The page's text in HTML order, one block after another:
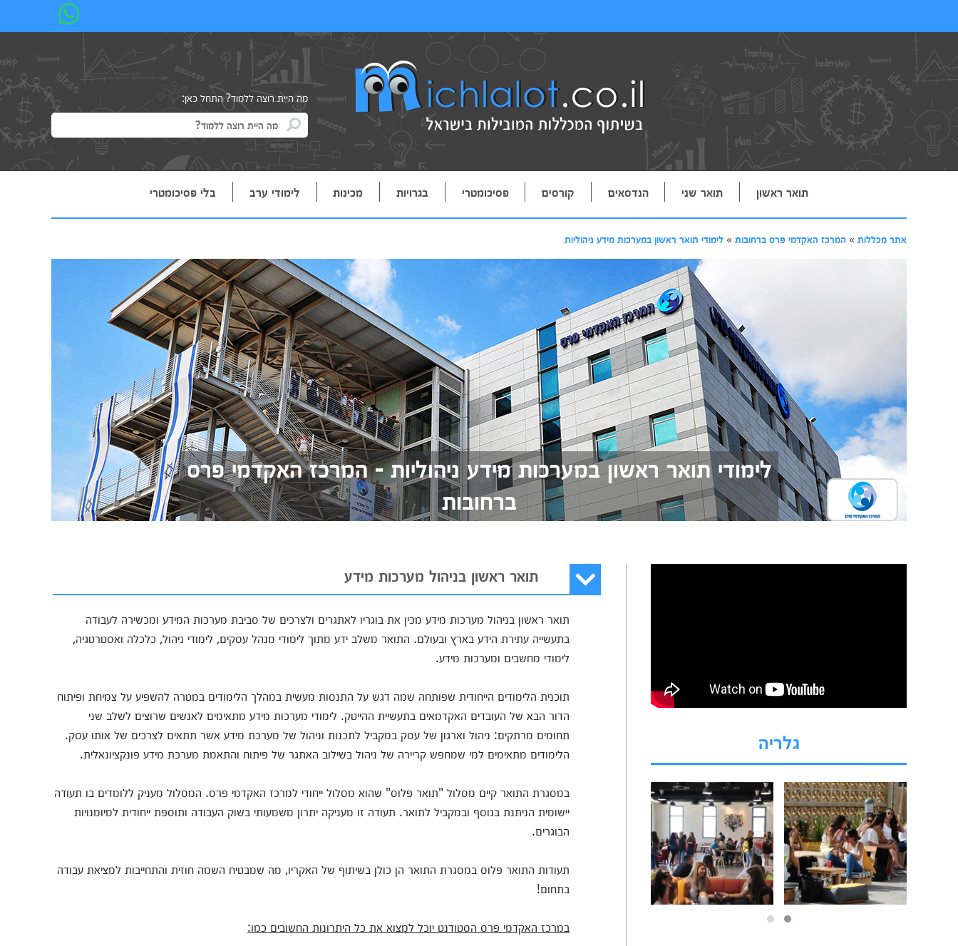
מה היית רוצה ללמוד? התחל כאן:
תואר ראשון תואר שני הנדסאים קורסים פסיכומטרי בגרויות מכינות לימודי ערב בלי פסיכומטרי
אתר מכללות » המרכז האקדמי פרס ברחובות » לימודי תואר ראשון במערכות מידע ניהוליות
לימודי תואר ראשון במערכות מידע ניהוליות - המרכז האקדמי פרס
ברחובות
גלריה
תואר ראשון בניהול מערכות מידע
תואר ראשון בניהול מערכות מידע מכין את בוגריו לאתגרים ולצרכים של סביבת מערכות המידע ומכשירה לעבודה
בתעשייה עתירת הידע בארץ ובעולם. התואר משלב ידע מתוך לימודי מנהל עסקים, לימודי ניהול, כלכלה ואסטרטגיה,
לימודי מחשבים ומערכות מידע.
תוכנית הלימודים הייחודית שפותחה שמה דגש על התנסות מעשית במהלך הלימודים במטרה להשפיע על צמיחת ופיתוח
הדור הבא של העובדים האקדמאים בתעשיית ההייטק. לימודי מערכות מידע מתאימים לאנשים שרוצים לשלב שני
תחומים מרתקים: ניהול וארגון של עסק במקביל לתכנות וניהול של מערכת מידע אשר תתאים לצרכים של אותו עסק.
הלימודים מתאימים למי שמחפש קריירה של ניהול בשילוב האתגר של פיתוח והתאמת מערכת מידע פונקציונאלית.
במסגרת התואר קיים מסלול "תואר פלוס" שהוא מסלול ייחודי למרכז האקדמי פרס. המסלול מעניק ללומדים בו תעודה
יישומית הניתנת בנוסף ובמקביל לתואר. תעודה זו מעניקה יתרון משמעותי בשוק העבודה ותוספת ייחודית למיומנויות
הבוגרים.
תעודות התואר פלוס במסגרת התואר הן כולן בשיתוף של האקריו, מה שמבטיח השמה חוזית והתחייבות למציאת עבודה
בתחום!
במרכז האקדמי פרס הסטודנט יוכל למצוא את כל היתרונות החשובים כמו: